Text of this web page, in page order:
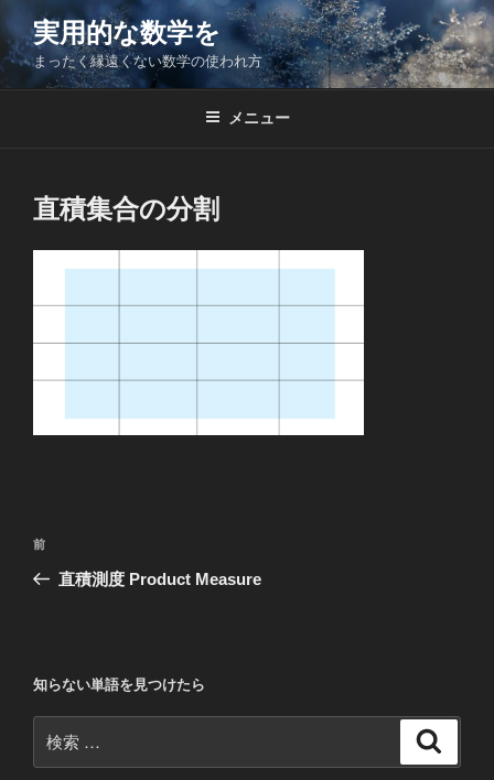
ン
テ
ン
実用的な数学を
まったく縁遠くない数学の使われ方
メニュー
直積集合の分割
投
ー
シ
ョ
過
去
前
直積測度 Product Measure
知らない単語を見つけたら
索: